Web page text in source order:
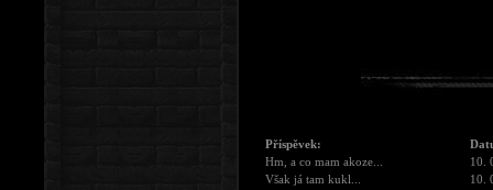
Příspěvek:
Hm, a co mam akoze...
10.
Však já tam kukl...
10.